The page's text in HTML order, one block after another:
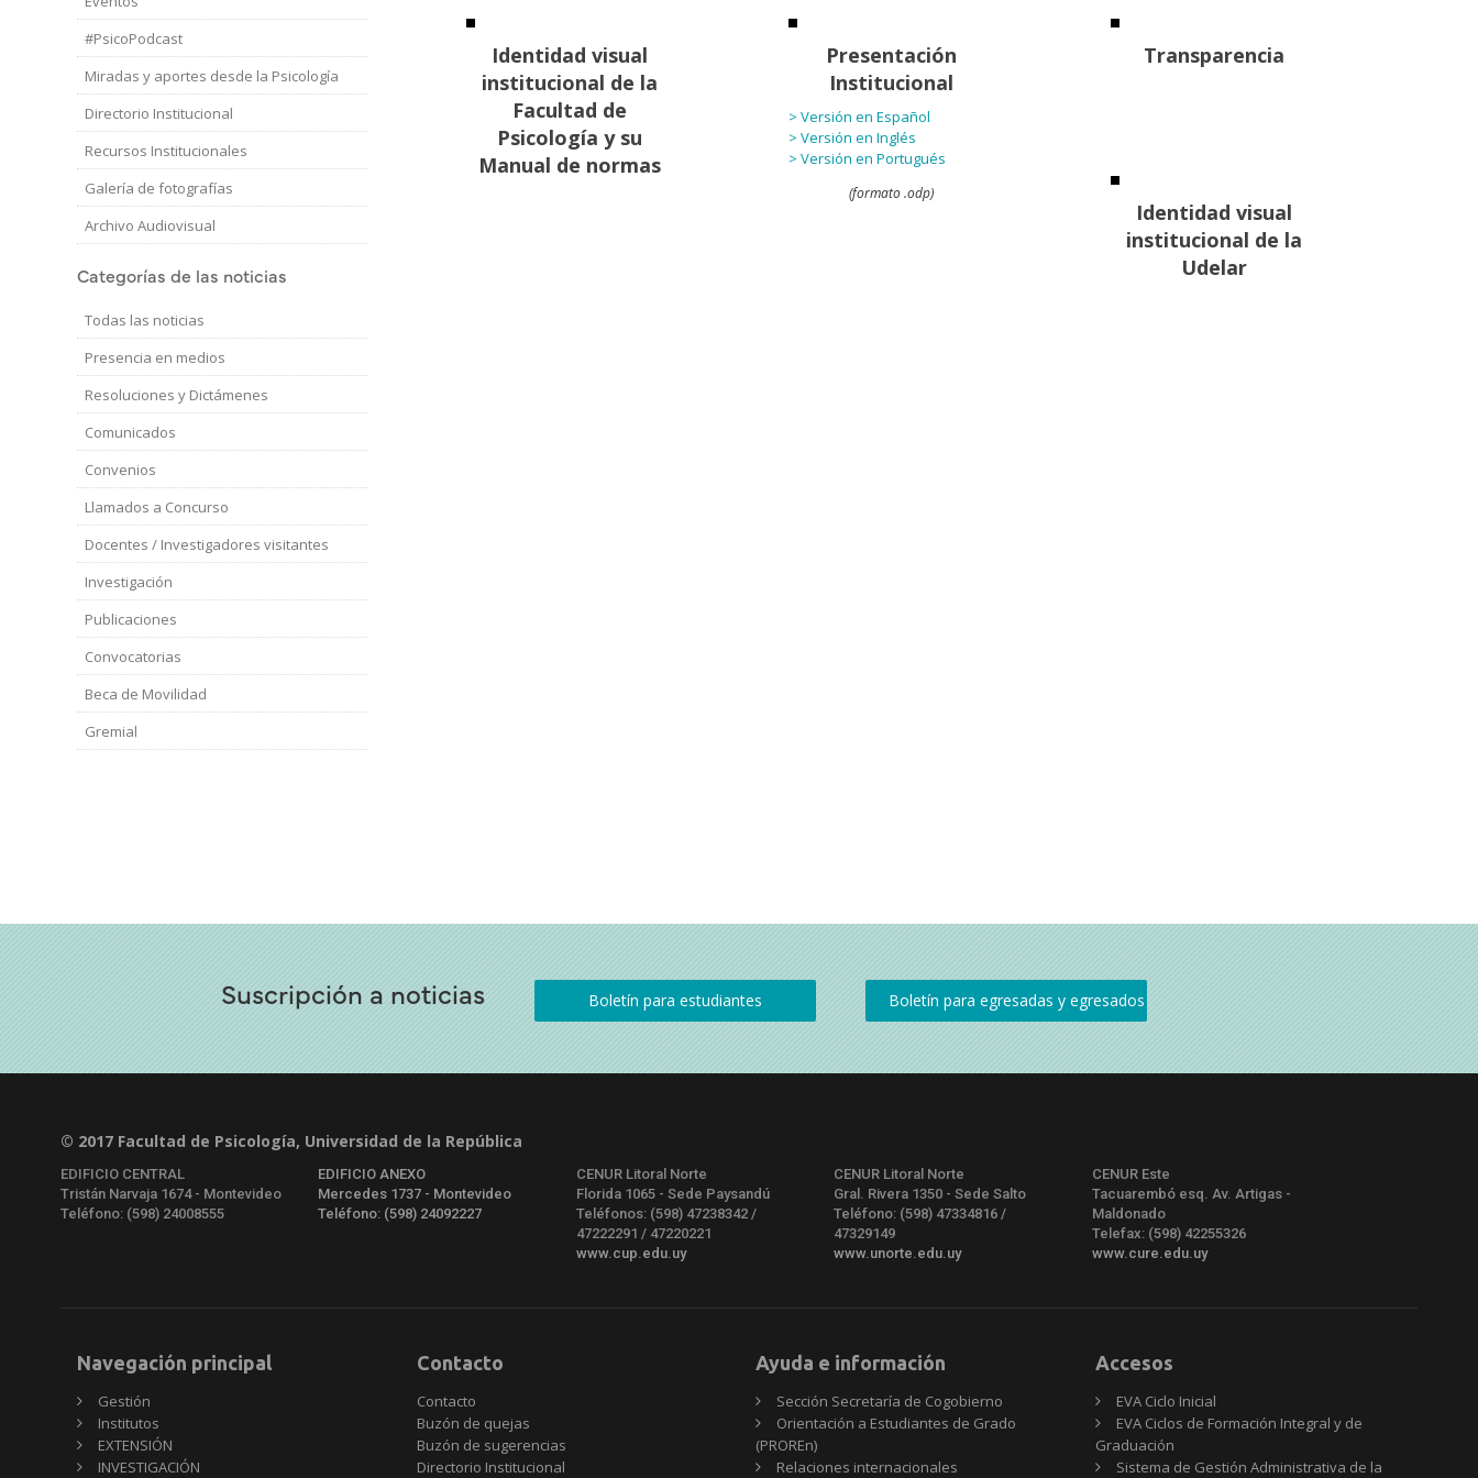
#PsicoPodcast
Miradas y aportes desde la Psicología
Directorio Institucional
Recursos Institucionales
Galería de fotografías
Archivo Audiovisual
Categorías de las noticias
Todas las noticias
Presencia en medios
Resoluciones y Dictámenes
Comunicados
Convenios
Llamados a Concurso
Docentes / Investigadores visitantes
Investigación
Publicaciones
Convocatorias
Beca de Movilidad
Gremial
Identidad visual
institucional de la
Facultad de
Psicología y su
Manual de normas
Presentación
Institucional
> Versión en Español
> Versión en Inglés
> Versión en Portugués
(formato .odp)
Transparencia
Identidad visual
institucional de la
Udelar
Suscripción a noticias
© 2017 Facultad de Psicología, Universidad de la República
EDIFICIO CENTRAL
Tristán Narvaja 1674 - Montevideo
Teléfono: (598) 24008555
EDIFICIO ANEXO
Mercedes 1737 - Montevideo
Teléfono: (598) 24092227
CENUR Litoral Norte
Florida 1065 - Sede Paysandú
Teléfonos: (598) 47238342 /
47222291 / 47220221
www.cup.edu.uy
CENUR Litoral Norte
Gral. Rivera 1350 - Sede Salto
Teléfono: (598) 47334816 /
47329149
www.unorte.edu.uy
CENUR Este
Tacuarembó esq. Av. Artigas -
Maldonado
Telefax: (598) 42255326
www.cure.edu.uy
Navegación principal
Gestión
Institutos
EXTENSIÓN
INVESTIGACIÓN
Contacto
Contacto
Buzón de quejas
Buzón de sugerencias
Directorio Institucional
Ayuda e información
Sección Secretaría de Cogobierno
Orientación a Estudiantes de Grado
(PROREn)
Relaciones internacionales
Accesos
EVA Ciclo Inicial
EVA Ciclos de Formación Integral y de
Graduación
Sistema de Gestión Administrativa de la